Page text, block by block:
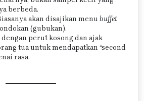
berbeda.
akan disajikan menu buffet
(gubukan).
perut kosong dan ajak
tua untuk mendapatkan “second
rasa.